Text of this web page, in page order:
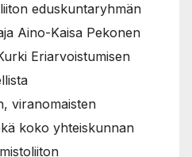
eduskuntaryhmän
Aino-Kaisa Pekonen
Eriarvoistumisen
viranomaisten
koko yhteiskunnan